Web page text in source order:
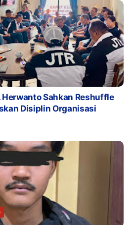
Herwanto Sahkan Reshuffle
Disiplin Organisasi